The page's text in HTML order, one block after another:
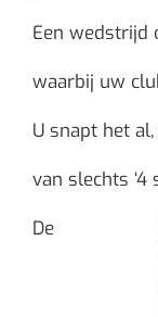
Een wedstrijd
waarbij uw
U snapt het
van slechts ‘4
De